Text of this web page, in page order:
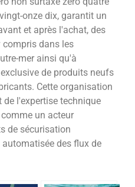
onze dix, garantit un
et après l'achat, des
compris dans les
mer ainsi qu'à
de produits neufs
Cette organisation
de l'expertise technique
un acteur
de sécurisation
des flux de